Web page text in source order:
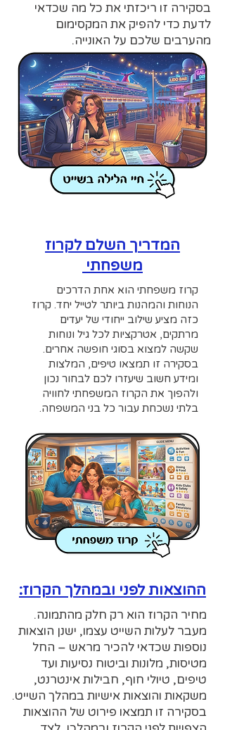
בסקירה זו ריכזתי את כל מה שכדאי
לדעת כדי להפיק את המקסימום
מהערבים שלכם על האונייה.
המדריך השלם לקרוז
משפחתי
קרוז משפחתי הוא אחת הדרכים
הנוחות והמהנות ביותר לטייל יחד. קרוז
כזה מציע שילוב ייחודי של יעדים
מרתקים, אטרקציות לכל גיל ונוחות
שקשה למצוא בסוגי חופשה אחרים.
בסקירה זו תמצאו טיפים, המלצות
ומידע חשוב שיעזרו לכם לבחור נכון
ולהפוך את הקרוז המשפחתי לחוויה
בלתי נשכחת עבור כל בני המשפחה.
ההוצאות לפני ובמהלך הקרוז:
מחיר הקרוז הוא רק חלק מהתמונה.
מעבר לעלות השייט עצמו, ישנן הוצאות
נוספות שכדאי להכיר מראש – החל
מטיסות, מלונות וביטוח נסיעות ועד
טיפים, טיולי חוף, חבילות אינטרנט,
משקאות והוצאות אישיות במהלך השייט.
בסקירה זו תמצאו פירוט של ההוצאות